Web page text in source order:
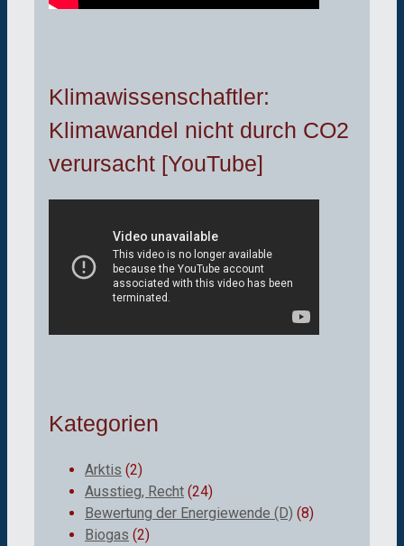
Klimawissenschaftler:
Klimawandel nicht durch CO2
verursacht [YouTube]
Kategorien
Arktis (2)
Ausstieg, Recht (24)
Bewertung der Energiewende (D) (8)
Biogas (2)